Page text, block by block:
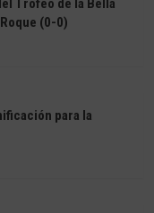
Trofeo de la Bella
(0-0)
para la